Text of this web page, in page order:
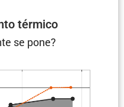
térmico
se pone?